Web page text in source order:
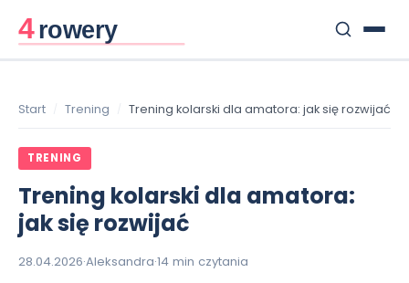
Start Trening Trening kolarski dla amatora: jak się rozwijać
TRENING
Trening kolarski dla amatora:
jak się rozwijać
28.04.2026·Aleksandra·14 min czytania